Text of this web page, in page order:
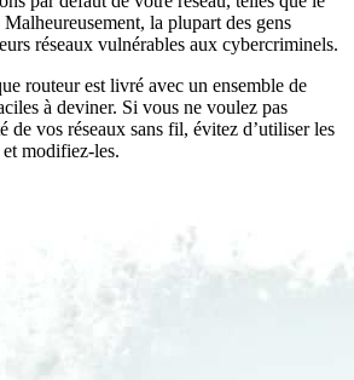
la plupart des gens
réseaux vulnérables aux cybercriminels.
routeur est livré avec un ensemble de
à deviner. Si vous ne voulez pas
de vos réseaux sans fil, évitez d’utiliser les
modifiez-les.